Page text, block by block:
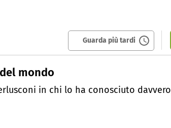
Guarda più tardi
mondo
in chi lo ha conosciuto davvero